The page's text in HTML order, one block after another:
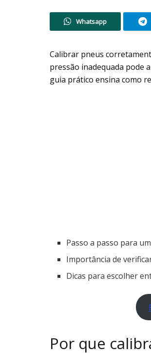
Whatsapp
Calibrar pneus
pressão inadequada pode
guia prático ensina como
Passo a passo para
Importância de
Dicas para escolher
Por que